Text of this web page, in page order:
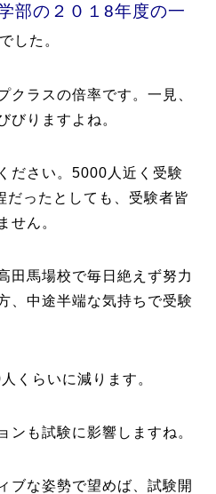
部の２０１8年度の一
でした。
クラスの倍率です。一見、
びりますよね。
ださい。5000人近く受験
ったとしても、受験者皆
せん。
田馬場校で毎日絶えず努力
、中途半端な気持ちで受験
くらいに減ります。
ンも試験に影響しますね。
ブな姿勢で望めば、試験開